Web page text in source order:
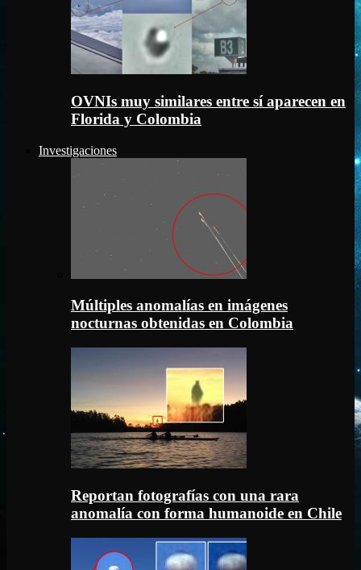
OVNIs muy similares entre sí aparecen en
Florida y Colombia
Investigaciones
Múltiples anomalías en imágenes
nocturnas obtenidas en Colombia
Reportan fotografías con una rara
anomalía con forma humanoide en Chile